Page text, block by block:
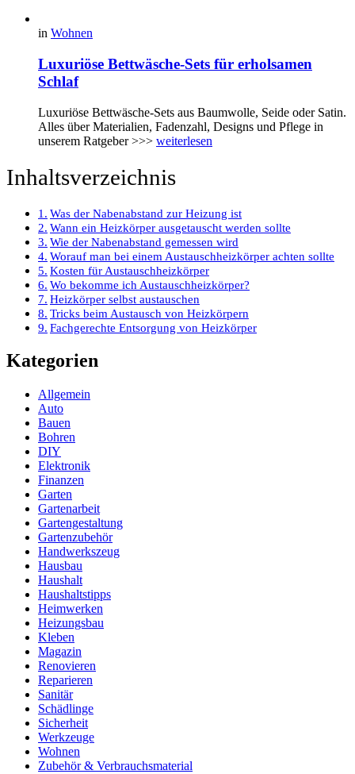
in Wohnen
Luxuriöse Bettwäsche-Sets für erholsamen
Schlaf
Luxuriöse Bettwäsche-Sets aus Baumwolle, Seide oder Satin.
Alles über Materialien, Fadenzahl, Designs und Pflege in
unserem Ratgeber >>> weiterlesen
Inhaltsverzeichnis
Was der Nabenabstand zur Heizung ist
Wann ein Heizkörper ausgetauscht werden sollte
Wie der Nabenabstand gemessen wird
Worauf man bei einem Austauschheizkörper achten sollte
Kosten für Austauschheizkörper
Wo bekomme ich Austauschheizkörper?
Heizkörper selbst austauschen
Tricks beim Austausch von Heizkörpern
Fachgerechte Entsorgung von Heizkörper
Kategorien
Allgemein
Auto
Bauen
Bohren
DIY
Elektronik
Finanzen
Garten
Gartenarbeit
Gartengestaltung
Gartenzubehör
Handwerkszeug
Hausbau
Haushalt
Haushaltstipps
Heimwerken
Heizungsbau
Kleben
Magazin
Renovieren
Reparieren
Sanitär
Schädlinge
Sicherheit
Werkzeuge
Wohnen
Zubehör & Verbrauchsmaterial